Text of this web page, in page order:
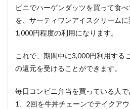
ビニでハーゲンダッツを買って食
を、サーティワンアイスクリームに
1,000円程度の利用になります。
これで、期間中に3,000円利用する
の還元を受けることができます。
毎日コンビニ弁当を買っている人
1、2回を牛丼チェーンでテイクア